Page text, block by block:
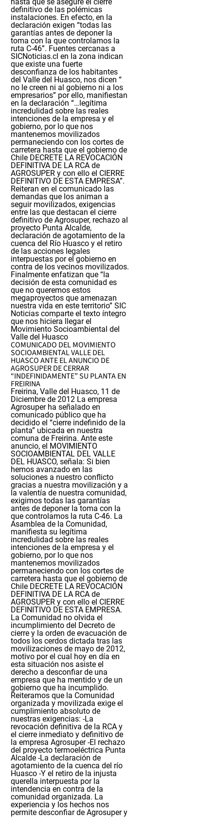
definitivo de las polémicas
instalaciones. En efecto, en la
declaración exigen“todas las
garantías antes de deponer la
toma con la que controlamos la
ruta C-46”. Fuentes cercanas a
SICNoticias.cl en la zona indican
que existe una fuerte
desconfianza de los habitantes
del Valle del Huasco, nos dicen“
no le creen ni al gobierno ni a los
empresarios” por ello, manifiestan
en la declaración“…legítima
incredulidad sobre las reales
intenciones de la empresa y el
gobierno, por lo que nos
mantenemos movilizados
permaneciendo con los cortes de
carretera hasta que el gobierno de
Chile DECRETE LA REVOCACIÓN
DEFINITIVA DE LA RCA de
AGROSUPER y con ello el CIERRE
DEFINITIVO DE ESTA EMPRESA”.
Reiteran en el comunicado las
demandas que los animan a
seguir movilizados, exigencias
entre las que destacan el cierre
definitivo de Agrosuper, rechazo al
proyecto Punta Alcalde,
declaración de agotamiento de la
cuenca del Río Huasco y el retiro
de las acciones legales
interpuestas por el gobierno en
contra de los vecinos movilizados.
Finalmente enfatizan que“la
decisión de esta comunidad es
que no queremos estos
megaproyectos que amenazan
nuestra vida en este territorio” SIC
Noticias comparte el texto íntegro
que nos hiciera llegar el
Movimiento Socioambiental del
Valle del Huasco
COMUNICADO DEL MOVIMIENTO
SOCIOAMBIENTAL VALLE DEL
HUASCO ANTE EL ANUNCIO DE
AGROSUPER DE CERRAR
“INDEFINIDAMENTE” SU PLANTA EN
FREIRINA
Freirina, Valle del Huasco, 11 de
Diciembre de 2012 La empresa
Agrosuper ha señalado en
comunicado público que ha
decidido el “cierre indefinido de la
planta” ubicada en nuestra
comuna de Freirina. Ante este
anuncio, el MOVIMIENTO
SOCIOAMBIENTAL DEL VALLE
DEL HUASCO, señala: Si bien
hemos avanzado en las
soluciones a nuestro conflicto
gracias a nuestra movilización y a
la valentía de nuestra comunidad,
exigimos todas las garantías
antes de deponer la toma con la
que controlamos la ruta C-46. La
Asamblea de la Comunidad,
manifiesta su legítima
incredulidad sobre las reales
intenciones de la empresa y el
gobierno, por lo que nos
mantenemos movilizados
permaneciendo con los cortes de
carretera hasta que el gobierno de
Chile DECRETE LA REVOCACIÓN
DEFINITIVA DE LA RCA de
AGROSUPER y con ello el CIERRE
DEFINITIVO DE ESTA EMPRESA.
La Comunidad no olvida el
incumplimiento del Decreto de
cierre y la orden de evacuación de
todos los cerdos dictada tras las
movilizaciones de mayo de 2012,
motivo por el cual hoy en día en
esta situación nos asiste el
derecho a desconfiar de una
empresa que ha mentido y de un
gobierno que ha incumplido.
Reiteramos que la Comunidad
organizada y movilizada exige el
cumplimiento absoluto de
nuestras exigencias: -La
revocación definitiva de la RCA y
el cierre inmediato y definitivo de
la empresa Agrosuper -El rechazo
del proyecto termoeléctrica Punta
Alcalde -La declaración de
agotamiento de la cuenca del río
Huasco -Y el retiro de la injusta
querella interpuesta por la
intendencia en contra de la
comunidad organizada. La
experiencia y los hechos nos
permite desconfiar de Agrosuper y